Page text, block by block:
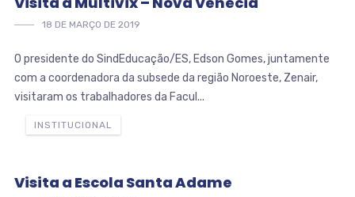
18 DE MARÇO DE 2019
O presidente do SindEducação/ES, Edson Gomes, juntamente
com a coordenadora da subsede da região Noroeste, Zenair,
visitaram os trabalhadores da Facul...
INSTITUCIONAL
Visita a Escola Santa Adame